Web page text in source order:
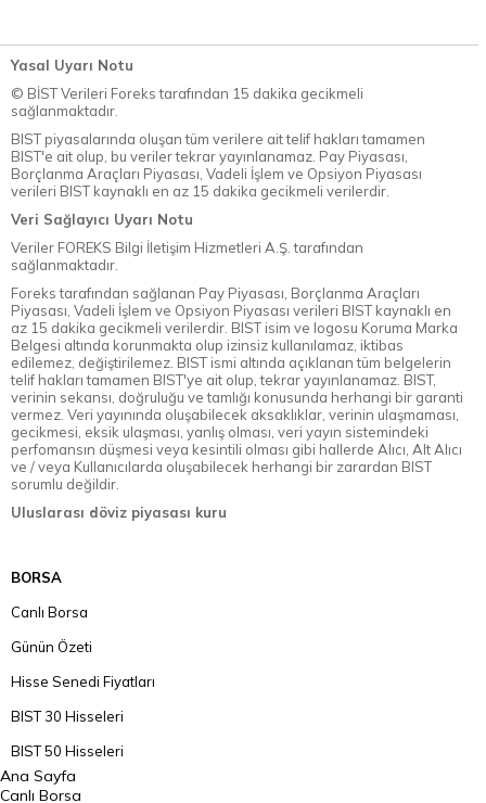
Yasal Uyarı Notu
© BİST Verileri Foreks tarafından 15 dakika gecikmeli
sağlanmaktadır.
BIST piyasalarında oluşan tüm verilere ait telif hakları tamamen
BIST'e ait olup, bu veriler tekrar yayınlanamaz. Pay Piyasası,
Borçlanma Araçları Piyasası, Vadeli İşlem ve Opsiyon Piyasası
verileri BIST kaynaklı en az 15 dakika gecikmeli verilerdir.
Veri Sağlayıcı Uyarı Notu
Veriler FOREKS Bilgi İletişim Hizmetleri A.Ş. tarafından
sağlanmaktadır.
Foreks tarafından sağlanan Pay Piyasası, Borçlanma Araçları
Piyasası, Vadeli İşlem ve Opsiyon Piyasası verileri BIST kaynaklı en
az 15 dakika gecikmeli verilerdir. BIST isim ve logosu Koruma Marka
Belgesi altında korunmakta olup izinsiz kullanılamaz, iktibas
edilemez, değiştirilemez. BIST ismi altında açıklanan tüm belgelerin
telif hakları tamamen BIST'ye ait olup, tekrar yayınlanamaz. BIST,
verinin sekansı, doğruluğu ve tamlığı konusunda herhangi bir garanti
vermez. Veri yayınında oluşabilecek aksaklıklar, verinin ulaşmaması,
gecikmesi, eksik ulaşması, yanlış olması, veri yayın sistemindeki
perfomansın düşmesi veya kesintili olması gibi hallerde Alıcı, Alt Alıcı
ve / veya Kullanıcılarda oluşabilecek herhangi bir zarardan BIST
sorumlu değildir.
Uluslarası döviz piyasası kuru
BORSA
Canlı Borsa
Günün Özeti
Hisse Senedi Fiyatları
BIST 30 Hisseleri
BIST 50 Hisseleri
BIST 100 Hisseleri
Ana Sayfa
Canlı Borsa